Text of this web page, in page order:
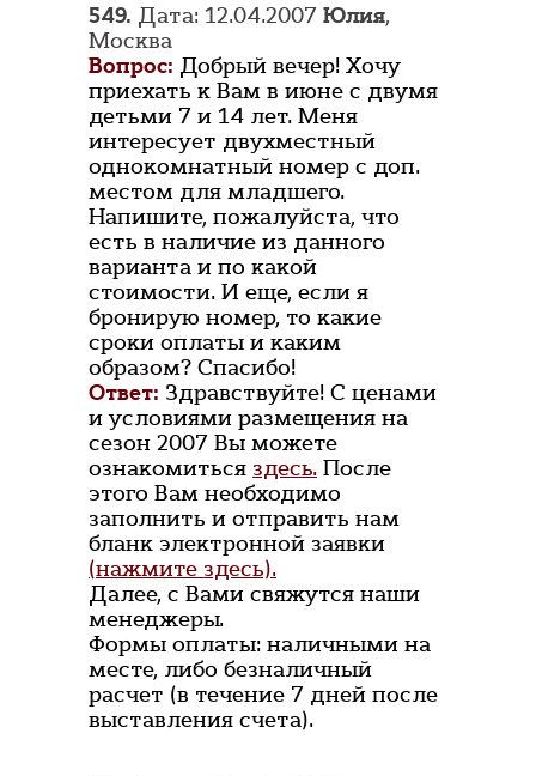
549. Дата: 12.04.2007 Юлия,
Москва
Вопрос: Добрый вечер! Хочу
приехать к Вам в июне с двумя
детьми 7 и 14 лет. Меня
интересует двухместный
однокомнатный номер с доп.
местом для младшего.
Напишите, пожалуйста, что
есть в наличие из данного
варианта и по какой
стоимости. И еще, если я
бронирую номер, то какие
сроки оплаты и каким
образом? Спасибо!
Ответ: Здравствуйте! С ценами
и условиями размещения на
сезон 2007 Вы можете
ознакомиться здесь. После
этого Вам необходимо
заполнить и отправить нам
бланк электронной заявки
(нажмите здесь).
Далее, с Вами свяжутся наши
менеджеры.
Формы оплаты: наличными на
месте, либо безналичный
расчет (в течение 7 дней после
выставления счета).